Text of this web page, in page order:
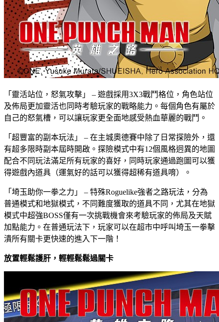
「靈活站位，怒氣攻擊」 – 遊戲採用3X3戰鬥格位，角色站位
及佈局更加靈活也同時考驗玩家的戰略能力。每個角色有屬於
自己的怒氣槽，可以讓玩家更全面地感受熱血華麗的戰鬥。
「超豐富的副本玩法」 – 在主城奧德賽中除了日常探險外，還
有超多限時副本屆時開啟。探險模式中有12個風格迥異的地圖
配合不同玩法滿足所有玩家的喜好，同時玩家通過跑圖可以獲
得遊戲內道具（運氣好的話可以獲得超稀有道具唷）。
「埼玉助你一拳之力」 – 特殊Roguelike強者之路玩法，分為
普通模式和地獄模式，不同難度獲取的道具不同，尤其在地獄
模式中超強BOSS僅有一次挑戰機會來考驗玩家的佈局及天賦
加點能力。在普通玩法下，玩家可以在超市中呼叫埼玉一拳擊
潰所有關卡更快速的進入下一階！
放置輕鬆護肝，輕輕鬆鬆過關卡